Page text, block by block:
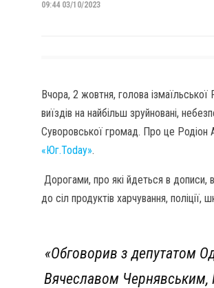
09:44 03/10/2023
Вчора, 2 жовтня, голова
виїздів на найбільш зруйновані,
Суворовської громад. Про це Родіон
«Юг.Today».
Дорогами, про які йдеться в дописи,
до сіл продуктів харчування, поліції,
«Обговорив з депутатом
Вячеславом Чернявським,